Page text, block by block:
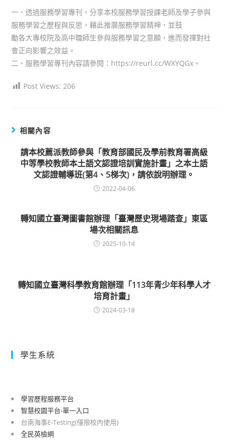
一、透過服務學習專刊，分享本校服務學習授課老師及學子參與
服務學習之歷程與反思，藉此推廣服務學習精神，並鼓
勵各大專校院及高中職師生參與服務學習之意願，進而發揮對社
會正向影響之效益。
二、服務學習專刊內容請參閱：https://reurl.cc/WXYQGx。
Post Views: 206
相關內容
請本校薦派教師參與「教育部國民及學前教育署高級
中等學校教師本土語文認證培訓實施計畫」之本土語
文認證輔導班(第4、5梯次)，請依說明辦理。
2022-04-06
轉知國立臺灣圖書館辦理「臺灣歷史現場踏查」東區
場次相關訊息
2025-10-14
轉知國立臺灣科學教育館辦理「113年青少年科學人才
培育計畫」
2024-03-18
學生系統
學習歷程服務平台
智慧校園平台-單一入口
台南海事E-Testing(僅限校內使用)
全民英檢網